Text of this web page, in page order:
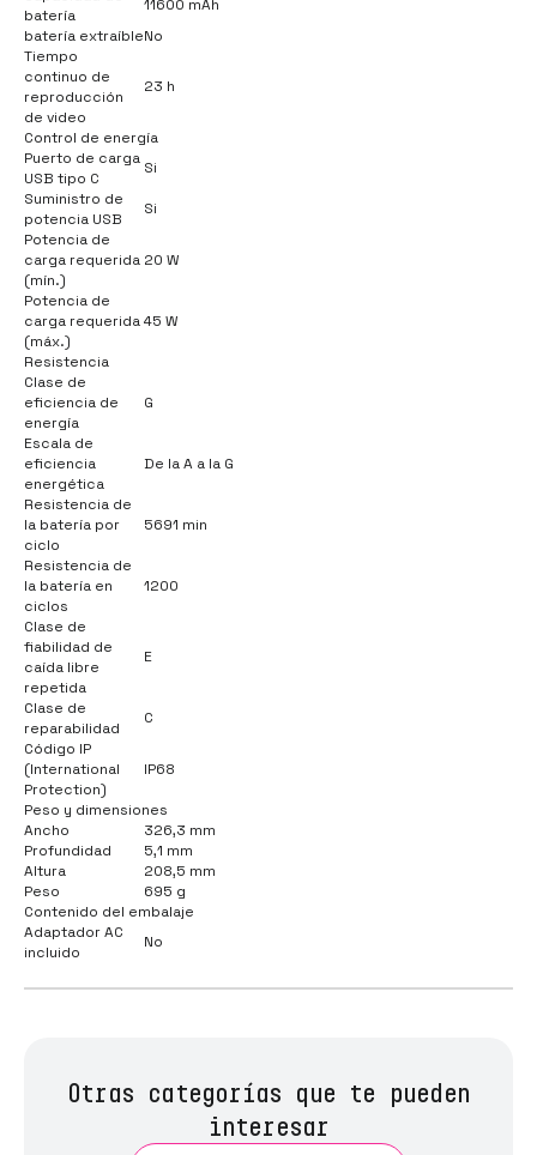
batería
11600 mAh
batería extraíbleNo
Tiempo
continuo de
reproducción
de video
23 h
Control de energía
Puerto de carga
USB tipo C
Si
Suministro de
potencia USB
Si
Potencia de
carga requerida
(mín.)
20 W
Potencia de
carga requerida
(máx.)
45 W
Resistencia
Clase de
eficiencia de
energía
G
Escala de
eficiencia
energética
De la A a la G
Resistencia de
la batería por
ciclo
5691 min
Resistencia de
la batería en
ciclos
1200
Clase de
fiabilidad de
caída libre
repetida
E
Clase de
reparabilidad
C
Código IP
(International
Protection)
IP68
Peso y dimensiones
Ancho
326,3 mm
Profundidad
5,1 mm
Altura
208,5 mm
Peso
695 g
Contenido del embalaje
Adaptador AC
incluido
No
Otras categorías que te pueden
interesar